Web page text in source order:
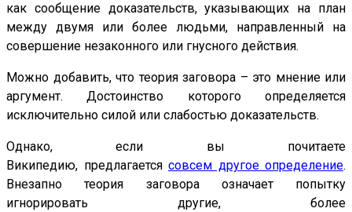
как сообщение доказательств, указывающих на план
между двумя или более людьми, направленный на
совершение незаконного или гнусного действия.
Можно добавить, что теория заговора – это мнение или
аргумент. Достоинство которого определяется
исключительно силой или слабостью доказательств.
Однако, если вы почитаете
Википедию, предлагается совсем другое определение.
Внезапно теория заговора означает попытку
игнорировать другие, более